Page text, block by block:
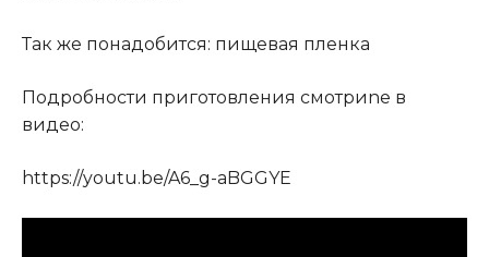
Так же понадобится: пищевая пленка
Подробности приготовления смотриnе в
видео:
https://youtu.be/A6_g-aBGGYE